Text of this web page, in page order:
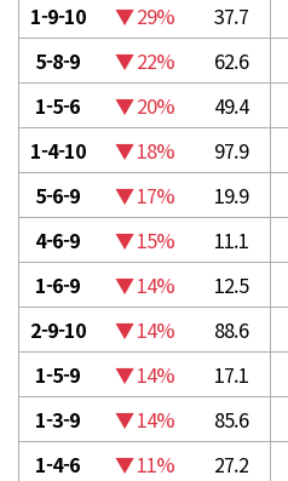
1-9-10
▼ 29% 37.7
5-8-9
▼ 22% 62.6
1-5-6
▼ 20% 49.4
1-4-10
▼ 18% 97.9
5-6-9
▼ 17% 19.9
4-6-9
▼ 15% 11.1
1-6-9
▼ 14% 12.5
2-9-10
▼ 14% 88.6
1-5-9
▼ 14% 17.1
1-3-9
▼ 14% 85.6
1-4-6
▼ 11% 27.2